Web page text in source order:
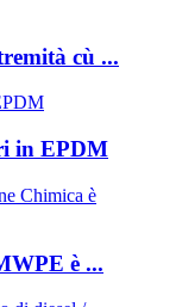
cù ...
in EPDM
è ...